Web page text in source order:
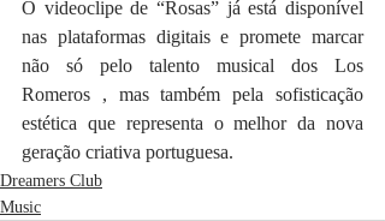
O videoclipe de “Rosas” já está disponível
nas plataformas digitais e promete marcar
não só pelo talento musical dos Los
Romeros , mas também pela sofisticação
estética que representa o melhor da nova
geração criativa portuguesa.
Dreamers Club
Music